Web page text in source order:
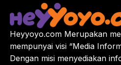
Heyyoyo.com Merupakan
mempunyai visi “Media
Dengan misi menyediakan